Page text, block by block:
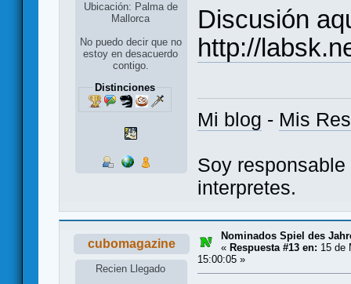
Ubicación: Palma de
Mallorca
No puedo decir que no
estoy en desacuerdo
contigo.
Distinciones
Discusión
http://
Mi blog - Mis
Soy
interpretes.
cubomagazine
Recien Llegado
Nominados Spiel des
« Respuesta #13 en: 15 de
15:00:05 »